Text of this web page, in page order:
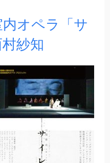
オペラ「サ
紗知